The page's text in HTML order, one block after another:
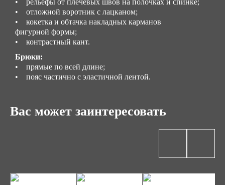
• рельефы от плечевых швов на полочках и спинке;
• отложной воротник с лацканом;
• кокетка и обтачка накладных карманов
фигурной формы;
• контрастный кант.
Брюки:
• прямые по всей длине;
• пояс частично с эластичной лентой.
Вас может заинтересовать